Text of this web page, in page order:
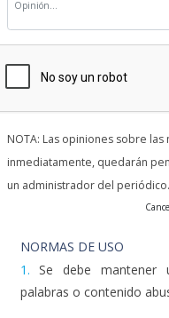
NOTA: Las opiniones sobre
inmediatamente, quedarán
un administrador del periódico.
Se debe mantener
palabras o contenido